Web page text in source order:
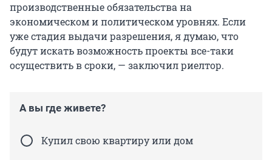
производственные обязательства на
экономическом и политическом уровнях. Если
уже стадия выдачи разрешения, я думаю, что
будут искать возможность проекты все-таки
осуществить в сроки, — заключил риелтор.
А вы где живете?
Купил свою квартиру или дом